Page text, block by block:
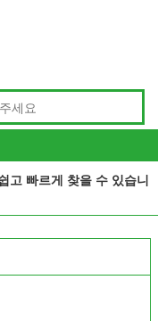
고 빠르게 찾을 수 있습니